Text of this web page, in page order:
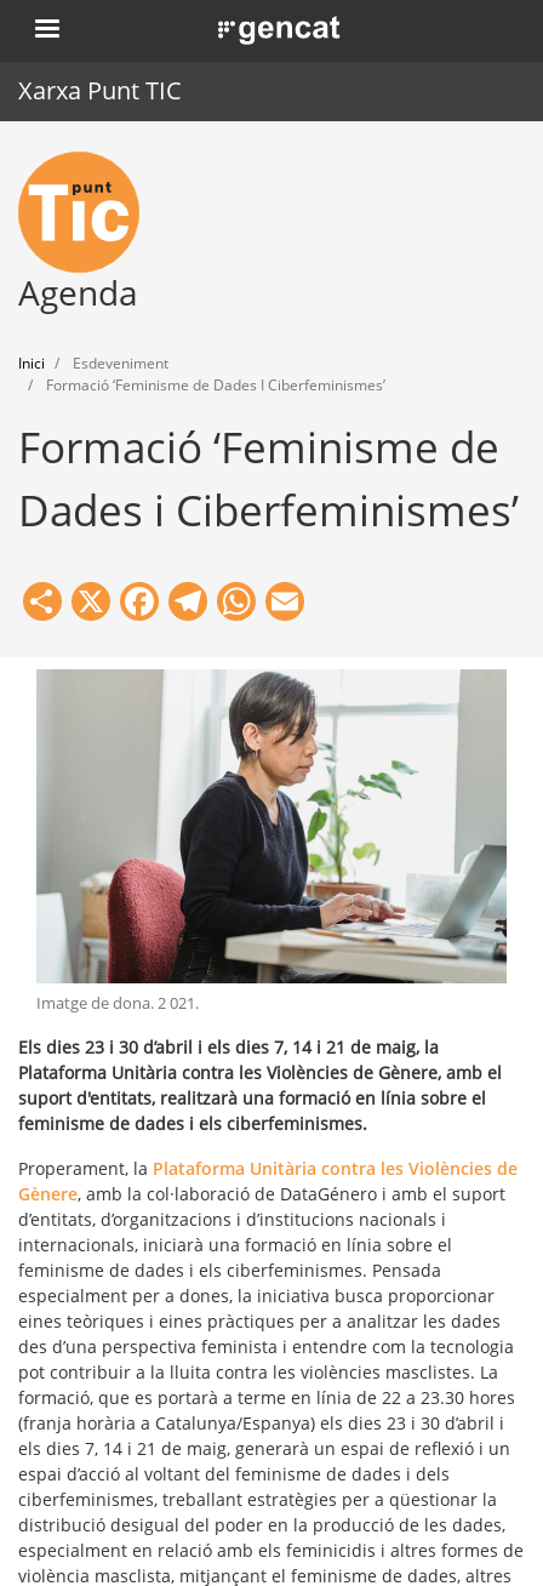
Vés
al
. Obre en una nova finestra.
Xarxa Punt TIC
Inici
Punt TIC
Actualitat
Formació
Eines
Agenda
Inici
Esdeveniment
Formació ‘Feminisme de Dades I Ciberfeminismes’
Formació ‘Feminisme de
Dades i Ciberfeminismes’
Share
X Facebook
Telegram
WhatsApp
Imatge de dona.2 021.
Els dies 23 i 30 d’abril i els dies 7, 14 i 21 de maig, la
Plataforma Unitària contra les Violències de Gènere, amb el
suport d'entitats, realitzarà una formació en línia sobre el
feminisme de dades i els ciberfeminismes.
Properament, la Plataforma Unitària contra les Violències de
Gènere, amb la col·laboració de DataGénero i amb el suport
d’entitats, d’organitzacions i d’institucions nacionals i
internacionals, iniciarà una formació en línia sobre el
feminisme de dades i els ciberfeminismes. Pensada
especialment per a dones, la iniciativa busca proporcionar
eines teòriques i eines pràctiques per a analitzar les dades
des d’una perspectiva feminista i entendre com la tecnologia
pot contribuir a la lluita contra les violències masclistes. La
formació, que es portarà a terme en línia de 22 a 23.30 hores
(franja horària a Catalunya/Espanya) els dies 23 i 30 d’abril i
els dies 7, 14 i 21 de maig, generarà un espai de reflexió i un
espai d’acció al voltant del feminisme de dades i dels
ciberfeminismes, treballant estratègies per a qüestionar la
distribució desigual del poder en la producció de les dades,
especialment en relació amb els feminicidis i altres formes de
violència masclista, mitjançant el feminisme de dades, altres